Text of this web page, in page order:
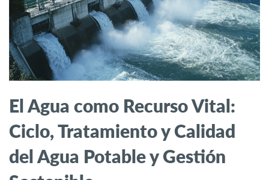
El Agua como Recurso Vital:
Ciclo, Tratamiento y Calidad
del Agua Potable y Gestión